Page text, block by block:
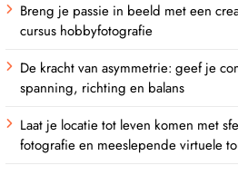
Breng je passie in beeld met een
cursus hobbyfotografie
De kracht van asymmetrie: geef je
spanning, richting en balans
Laat je locatie tot leven komen met
fotografie en meeslepende virtuele